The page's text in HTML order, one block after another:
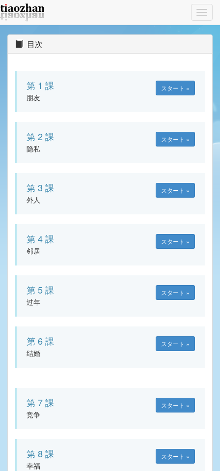
目次
第 1 課 スタート »
朋友
第 2 課 スタート »
隐私
第 3 課 スタート »
外人
第 4 課 スタート »
邻居
第 5 課 スタート »
过年
第 6 課 スタート »
结婚
第 7 課 スタート »
竞争
第 8 課 スタート »
幸福